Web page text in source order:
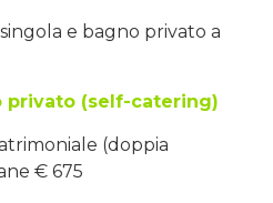
e bagno privato a
privato (self-catering)
(doppia
€ 675